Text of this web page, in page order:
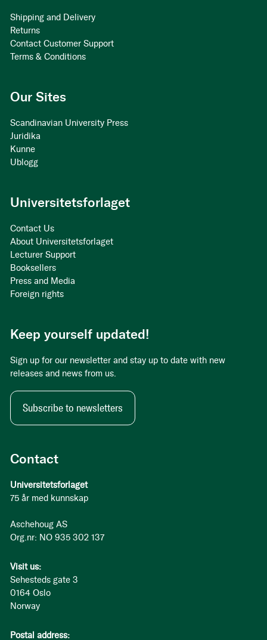
Contact
Universitetsforlaget
75 år med kunnskap
Aschehoug AS
Org.nr: NO 935 302 137
Visit us:
Sehesteds gate 3
0164 Oslo
Norway
Postal address:
Shipping and Delivery
Returns
Contact Customer Support
Terms & Conditions
Our Sites
Scandinavian University Press
Juridika
Kunne
Ublogg
Universitetsforlaget
Contact Us
About Universitetsforlaget
Lecturer Support
Booksellers
Press and Media
Foreign rights
Keep yourself updated!
Sign up for our newsletter and stay up to date with new
releases and news from us.
Subscribe to newsletters